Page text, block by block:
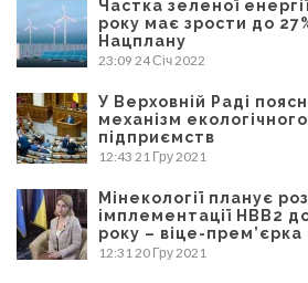
Частка зеленої
року має зрости до
Нацплану
23:09 24 Січ 2022
У Верховній Раді
механізм
підприємств
12:43 21 Гру 2021
Мінекології планує
імплементації НВВ2
року – віце-прем’єрка
12:31 20 Гру 2021